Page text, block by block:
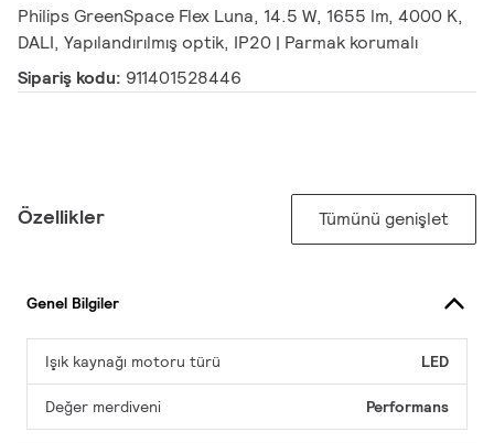
Philips GreenSpace Flex Luna, 14.5 W, 1655 lm, 4000 K,
DALI, Yapılandırılmış optik, IP20 | Parmak korumalı
Sipariş kodu: 911401528446
Özellikler Tümünü genişlet
Genel Bilgiler
Işık kaynağı motoru türü LED
Değer merdiveni Performans